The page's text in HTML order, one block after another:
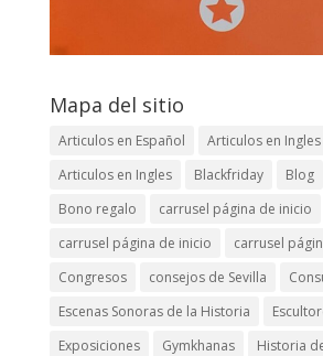
Mapa del sitio
Articulos en Español
Articulos en Ingles
Articulos en Ingles
Blackfriday Blog
Bono regalo
carrusel página de inicio
carrusel página de inicio
carrusel
Congresos
consejos de Sevilla
Escenas Sonoras de la Historia
Exposiciones
Gymkhanas
Historia